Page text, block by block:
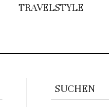
TRAVELSTYLE
SUCHEN